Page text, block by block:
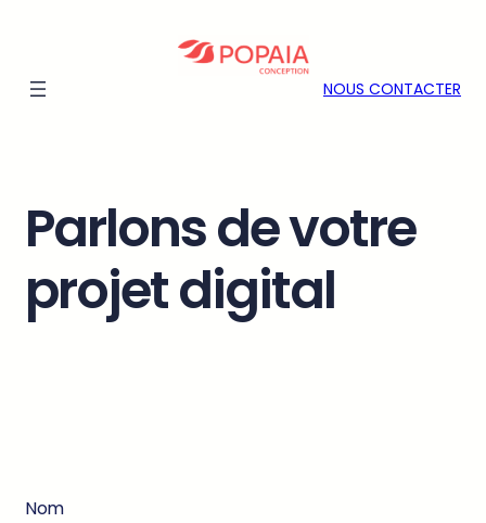
NOUS CONTACTER
Parlons de votre
projet digital
Nom